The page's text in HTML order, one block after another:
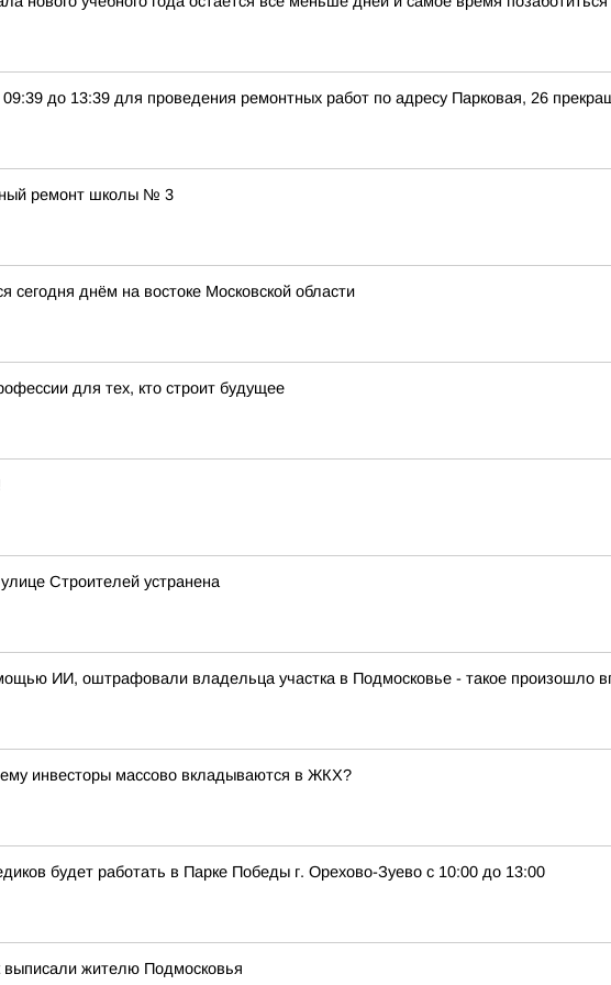
до 13:39 для проведения ремонтных работ по адресу Парковая, 26
ремонт школы № 3
сегодня днём на востоке Московской области
для тех, кто строит будущее
Строителей устранена
ИИ, оштрафовали владельца участка в Подмосковье - такое произошло
инвесторы массово вкладываются в ЖКХ?
будет работать в Парке Победы г. Орехово-Зуево с 10:00 до 13:00
жителю Подмосковья